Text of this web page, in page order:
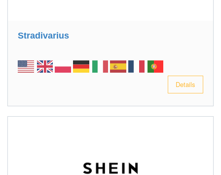
Stradivarius
Details